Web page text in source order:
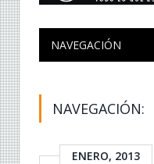
NAVEGACIÓN
NAVEGACIÓN:
ENERO, 2013